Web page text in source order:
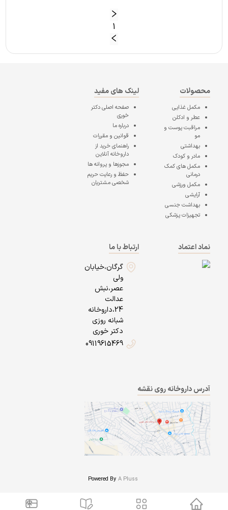
1
محصولات
مکمل غذایی
عطر و ادکلن
مراقبت پوست و
مو
بهداشتی
مادر و کودک
مکمل های کمک
درمانی
مکمل ورزشی
آرایشی
بهداشت جنسی
تجهیزات پزشکی
لینک های مفید
صفحه اصلیدکتر
خوری
درباره ما
قوانین و مقررات
راهنمای خرید از
داروخانه آنلاین
مجوزها و پروانه ها
حفظ و رعایت حریم
شخصی مشتریان
نماد اعتماد
ارتباط با ما
گرگان،خیابان
ولی
عصر،نبش
عدالت
24،داروخانه
شبانه روزی
دکتر خوری
09119615469
آدرس داروخانه روی نقشه
A Pluss
Powered By